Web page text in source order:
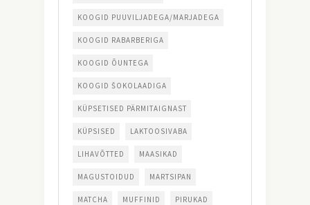
KOOGID PUUVILJADEGA/MARJADEGA
KOOGID RABARBERIGA
KOOGID ÕUNTEGA
KOOGID ŠOKOLAADIGA
KÜPSETISED PÄRMITAIGNAST
KÜPSISED LAKTOOSIVABA
LIHAVÕTTED MAASIKAD
MAGUSTOIDUD MARTSIPAN
MATCHA MUFFINID PIRUKAD